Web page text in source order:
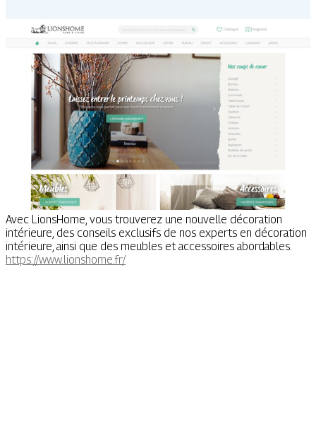
Avec LionsHome, vous trouverez une nouvelle décoration
intérieure, des conseils exclusifs de nos experts en décoration
intérieure, ainsi que des meubles et accessoires abordables.
https://www.lionshome.fr/